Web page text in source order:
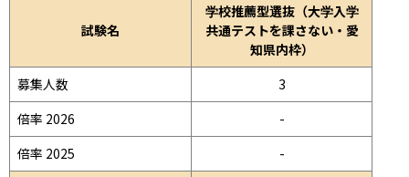
試験名
学校推薦型選抜（大学入学
共通テストを課さない・愛
知県内枠）
募集人数
3
倍率 2026
-
倍率 2025
-